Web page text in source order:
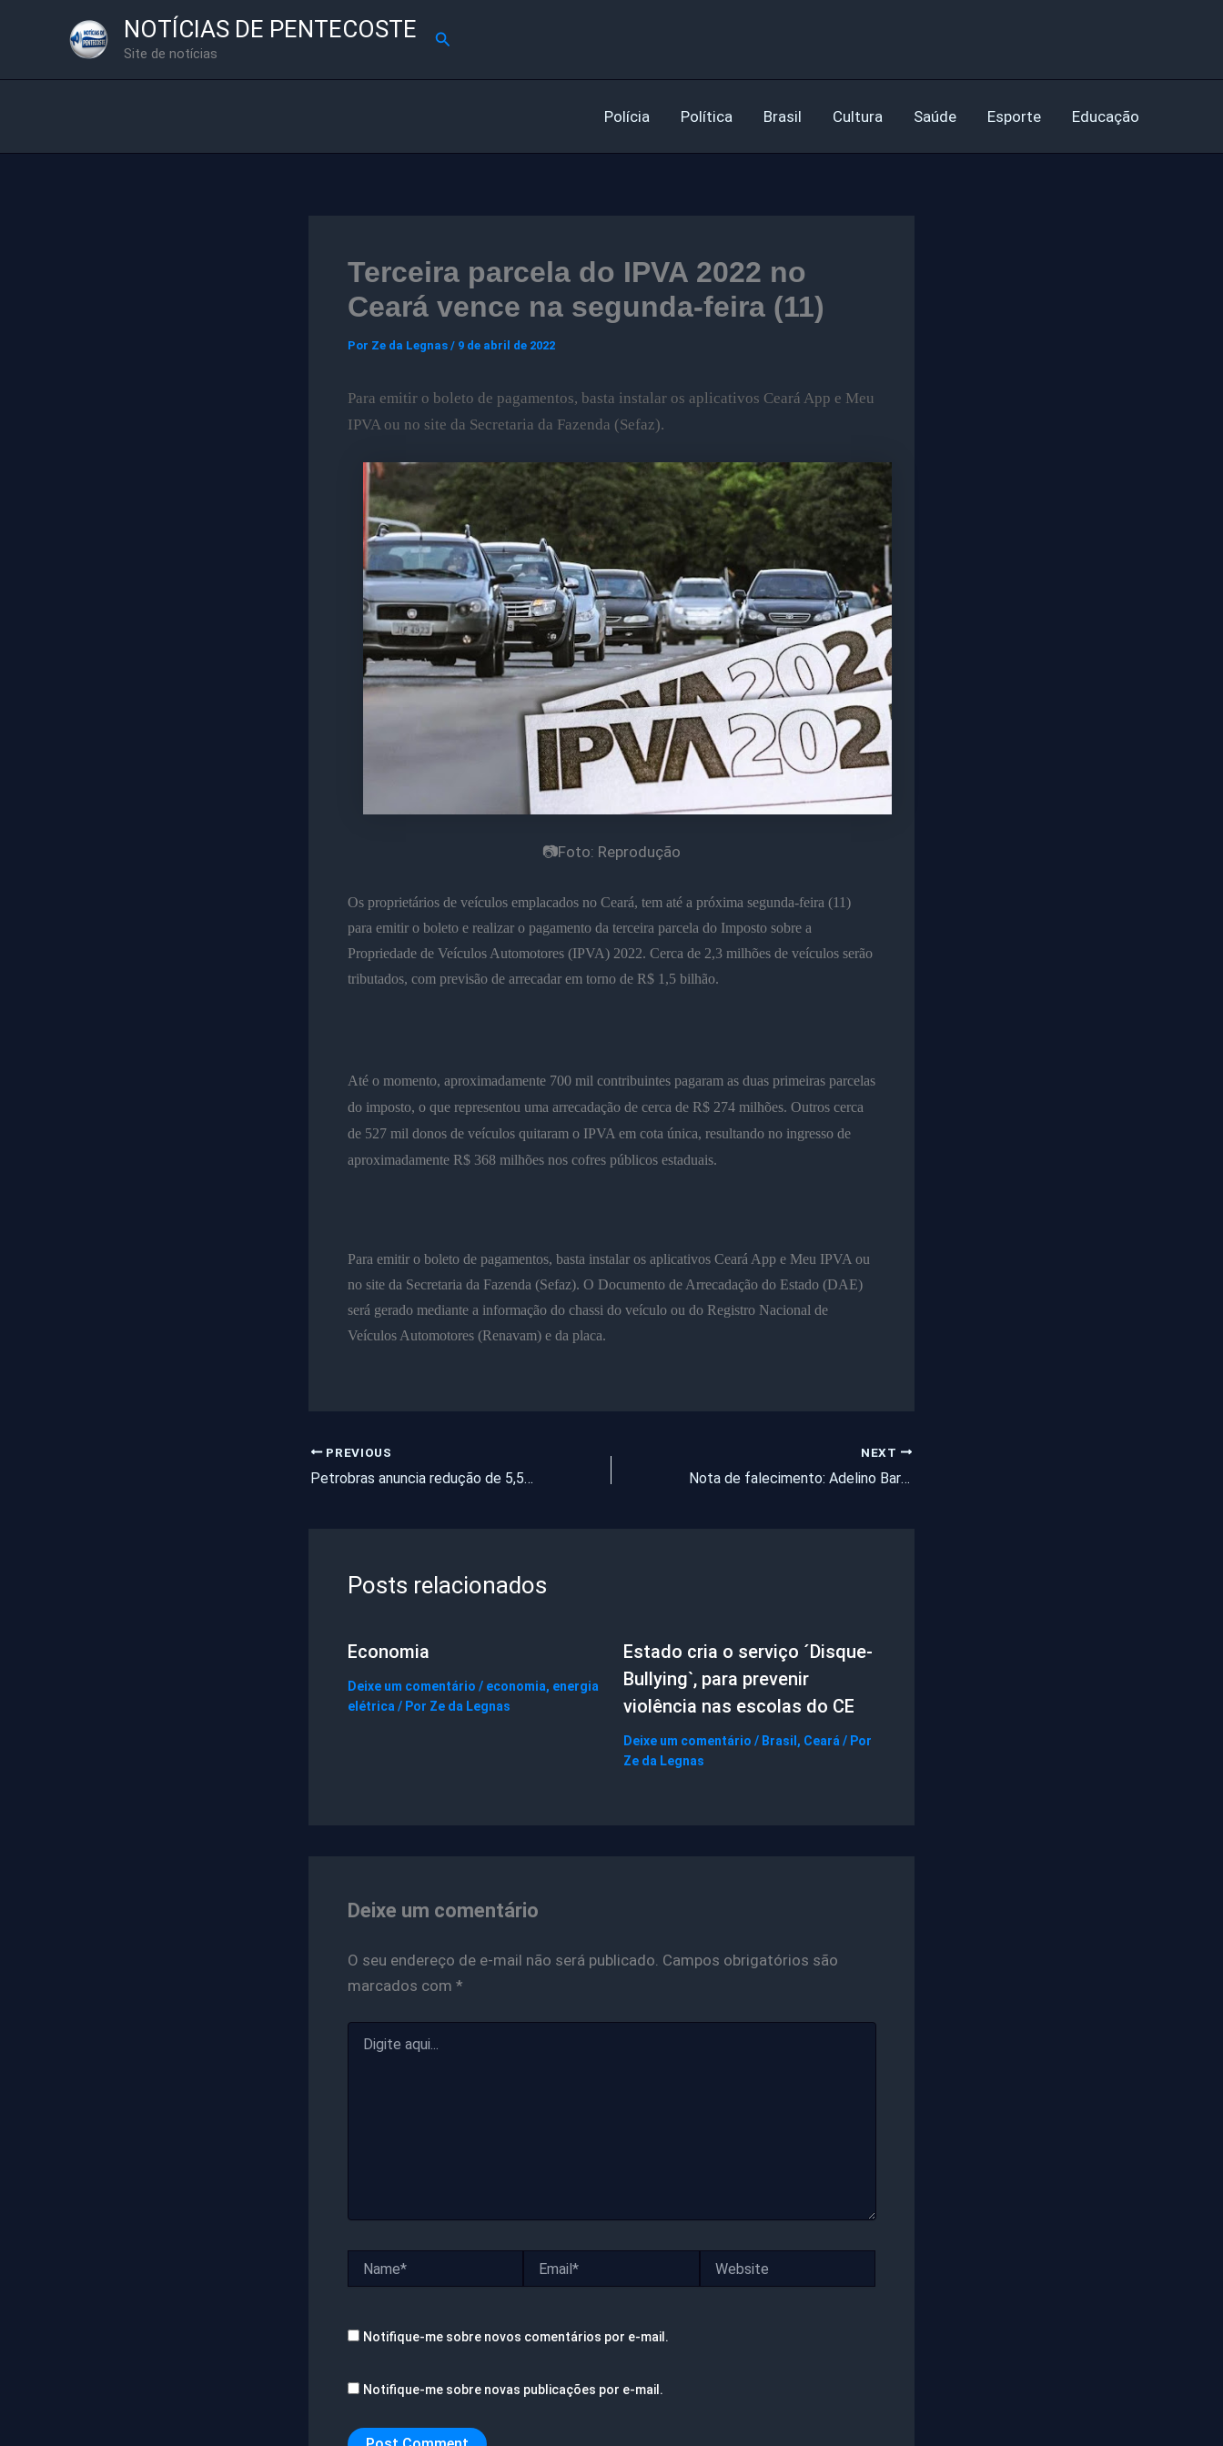
NOTÍCIAS DE PENTECOSTE
Site de notícias
Pesquisar
Polícia Política Brasil Cultura Saúde Esporte Educação
Terceira parcela do IPVA 2022 no
Ceará vence na segunda-feira (11)
Por Ze da Legnas / 9 de abril de 2022
Para emitir o boleto de pagamentos, basta instalar os aplicativos Ceará App e Meu
IPVA ou no site da Secretaria da Fazenda (Sefaz).
📷Foto: Reprodução
Os proprietários de veículos emplacados no Ceará, tem até a próxima segunda-feira (11)
para emitir o boleto e realizar o pagamento da terceira parcela do Imposto sobre a
Propriedade de Veículos Automotores (IPVA) 2022. Cerca de 2,3 milhões de veículos serão
tributados, com previsão de arrecadar em torno de R$ 1,5 bilhão.
Até o momento, aproximadamente 700 mil contribuintes pagaram as duas primeiras parcelas
do imposto, o que representou uma arrecadação de cerca de R$ 274 milhões. Outros cerca
de 527 mil donos de veículos quitaram o IPVA em cota única, resultando no ingresso de
aproximadamente R$ 368 milhões nos cofres públicos estaduais.
Para emitir o boleto de pagamentos, basta instalar os aplicativos Ceará App e Meu IPVA ou
no site da Secretaria da Fazenda (Sefaz). O Documento de Arrecadação do Estado (DAE)
será gerado mediante a informação do chassi do veículo ou do Registro Nacional de
Veículos Automotores (Renavam) e da placa.
PREVIOUS
Petrobras anuncia redução de 5,58% no preço do gás de cozinha
NEXT
Nota de falecimento: Adelino Barbosa de Sousa
Posts relacionados
Economia
Deixe um comentário / economia, energia
elétrica/ Por Ze da Legnas
Estado cria o serviço ´Disque-
Bullying`, para prevenir
violência nas escolas do CE
Deixe um comentário / Brasil , Ceará/ Por
Ze da Legnas
Deixe um comentário
O seu endereço de e-mail não será publicado. Campos obrigatórios são
marcados com *
aqui...
Notifique-me sobre novos comentários por e-mail.
Notifique-me sobre novas publicações por e-mail.